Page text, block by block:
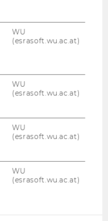
WU
(esrasoft.wu.ac.at)
WU
(esrasoft.wu.ac.at)
WU
(esrasoft.wu.ac.at)
WU
(esrasoft.wu.ac.at)